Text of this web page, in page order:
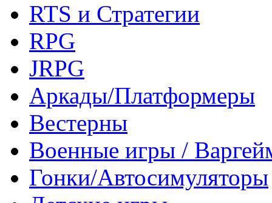
RTS и Стратегии
RPG
JRPG
Аркады/Платформеры
Вестерны
Военные игры /
Гонки/Автосимуляторы